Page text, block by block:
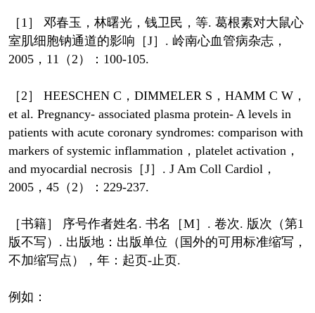
［1］ 邓春玉，林曙光，钱卫民，等. 葛根素对大鼠心
室肌细胞钠通道的影响［J］. 岭南心血管病杂志，
2005，11（2）：100-105.
［2］ HEESCHEN C，DIMMELER S，HAMM C W，
et al. Pregnancy- associated plasma protein- A levels in
patients with acute coronary syndromes: comparison with
markers of systemic inflammation，platelet activation，
and myocardial necrosis［J］. J Am Coll Cardiol，
2005，45（2）：229-237.
［书籍］ 序号作者姓名. 书名［M］. 卷次. 版次（第1
版不写）. 出版地：出版单位（国外的可用标准缩写，
不加缩写点），年：起页-止页.
例如：